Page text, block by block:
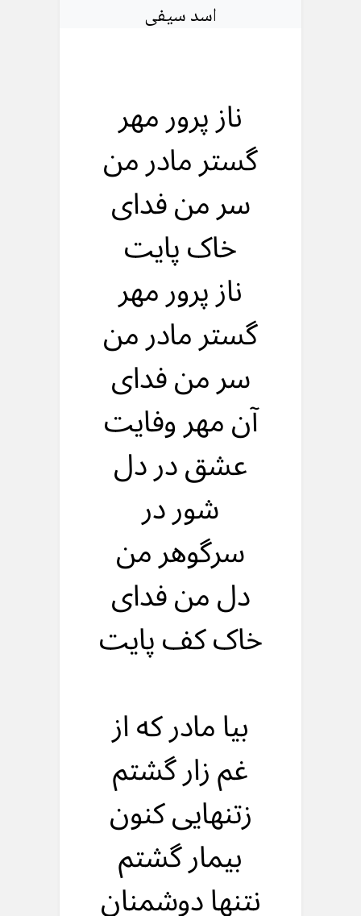
اسد سیفی
ناز پرور مهر
گستر مادر من
سر من فدای
خاک پایت
ناز پرور مهر
گستر مادر من
سر من فدای
آن مهر وفایت
عشق در دل
شور در
سرگوهر من
دل من فدای
خاک کف پایت
بیا مادر که از
غم زار گشتم
زتنهایی کنون
بیمار گشتم
نتنها دوشمنان